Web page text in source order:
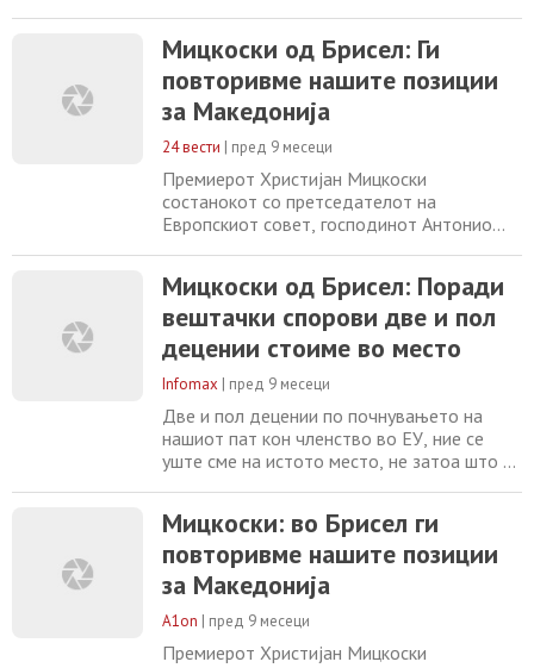
порача премиерот Христијан Мицкоски на
денешниот Самит за проширувањето во
Брисел, организиран од страна на
телевизијата Еуроњуз. Мицкоски
потенцира дека земјава
Мицкоски од Брисел: Ги
повторивме нашите позиции
за Македонија
24 вести | пред 9 месеци
Премиерот Христијан Мицкоски
состанокот со претседателот на
Европскиот совет, господинот Антонио
кој, како што изјави по сребдата
„апсолутно ги повторивме нашите
единствени позиции“. На средбата, како
што информира Мицкоски, повторно било
разговарано за актуелните теми,
Мицкоски од Брисел: Поради
вештачки спорови две и пол
децении стоиме во место
Infomax | пред 9 месеци
Две и пол децении по почнувањето на
нашиот пат кон членство во ЕУ, ние се
уште сме на истото место, не затоа што не
порача премиерот Христијан Мицкоски на
денешниот Самит за проширувањето во
Брисел, организиран од страна на
телевизијата Еуроњуз. Мицкоски
потенцира дека земјава
Мицкоски: во Брисел ги
повторивме нашите позиции
за Македонија
A1on | пред 9 месеци
Премиерот Христијан Мицкоски